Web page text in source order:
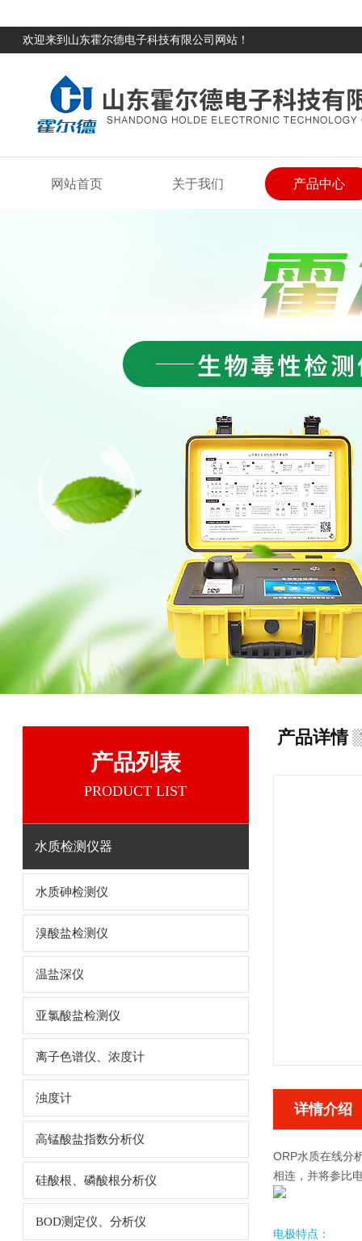
欢迎来到山东霍尔德电子科技有限公司网站！
网站首页 关于我们 产品中心
产品列表
PRODUCT LIST
水质检测仪器
水质砷检测仪
溴酸盐检测仪
温盐深仪
亚氯酸盐检测仪
离子色谱仪、浓度计
浊度计
高锰酸盐指数分析仪
硅酸根、磷酸根分析仪
BOD测定仪、分析仪
产品详情
详情介绍
ORP水质在线分
相连，并将参比
电极特点：